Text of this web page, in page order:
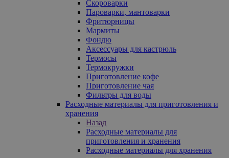
Скороварки
Пароварки, мантоварки
Фритюрницы
Мармиты
Фондю
Аксессуары для кастрюль
Термосы
Термокружки
Приготовление кофе
Приготовление чая
Фильтры для воды
Расходные материалы для приготовления и
хранения
Назад
Расходные материалы для
приготовления и хранения
Расходные материалы для хранения